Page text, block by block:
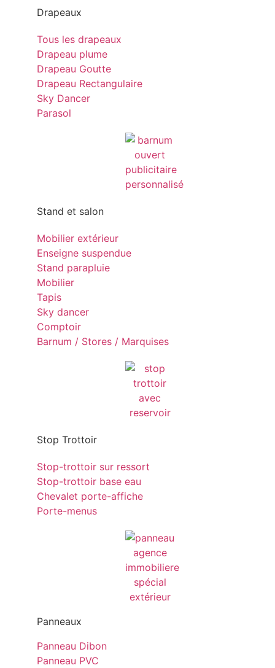
Drapeaux
Tous les drapeaux
Drapeau plume
Drapeau Goutte
Drapeau Rectangulaire
Sky Dancer
Parasol
Stand et salon
Mobilier extérieur
Enseigne suspendue
Stand parapluie
Mobilier
Tapis
Sky dancer
Comptoir
Barnum / Stores / Marquises
Stop Trottoir
Stop-trottoir sur ressort
Stop-trottoir base eau
Chevalet porte-affiche
Porte-menus
Panneaux
Panneau Dibon
Panneau PVC